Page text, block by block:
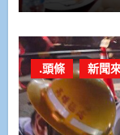
.頭條 新聞